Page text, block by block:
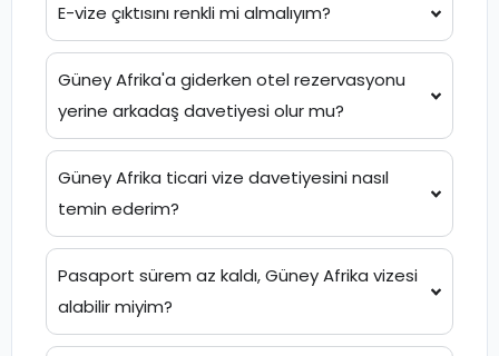
E-vize çıktısını renkli mi almalıyım?
Güney Afrika'a giderken otel rezervasyonu
yerine arkadaş davetiyesi olur mu?
Güney Afrika ticari vize davetiyesini nasıl
temin ederim?
Pasaport sürem az kaldı, Güney Afrika vizesi
alabilir miyim?